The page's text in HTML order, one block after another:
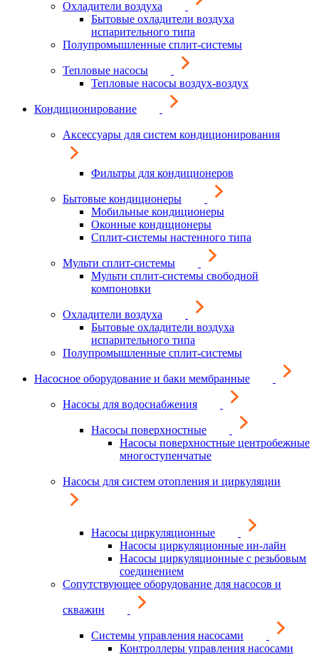
Охладители воздуха
Бытовые охладители воздуха
испарительного типа
Полупромышленные сплит-системы
Тепловые насосы
Тепловые насосы воздух-воздух
Кондиционирование
Аксессуары для систем кондиционирования
Фильтры для кондиционеров
Бытовые кондиционеры
Мобильные кондиционеры
Оконные кондиционеры
Сплит-системы настенного типа
Мульти сплит-системы
Мульти сплит-системы свободной
компоновки
Охладители воздуха
Бытовые охладители воздуха
испарительного типа
Полупромышленные сплит-системы
Насосное оборудование и баки мембранные
Насосы для водоснабжения
Насосы поверхностные
Насосы поверхностные центробежные
многоступенчатые
Насосы для систем отопления и циркуляции
Насосы циркуляционные
Насосы циркуляционные ин-лайн
Насосы циркуляционные с резьбовым
соединением
Сопутствующее оборудование для насосов и
скважин
Системы управления насосами
Контроллеры управления насосами